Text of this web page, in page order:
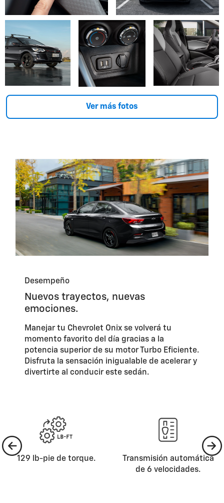
Ver más fotos
Desempeño
Nuevos trayectos, nuevas
emociones.
Manejar tu Chevrolet Onix se volverá tu
momento favorito del día gracias a la
potencia superior de su motor Turbo Eficiente.
Disfruta la sensación inigualable de acelerar y
divertirte al conducir este sedán.
129 lb-pie de torque.
Transmisión automática
de 6 velocidades.